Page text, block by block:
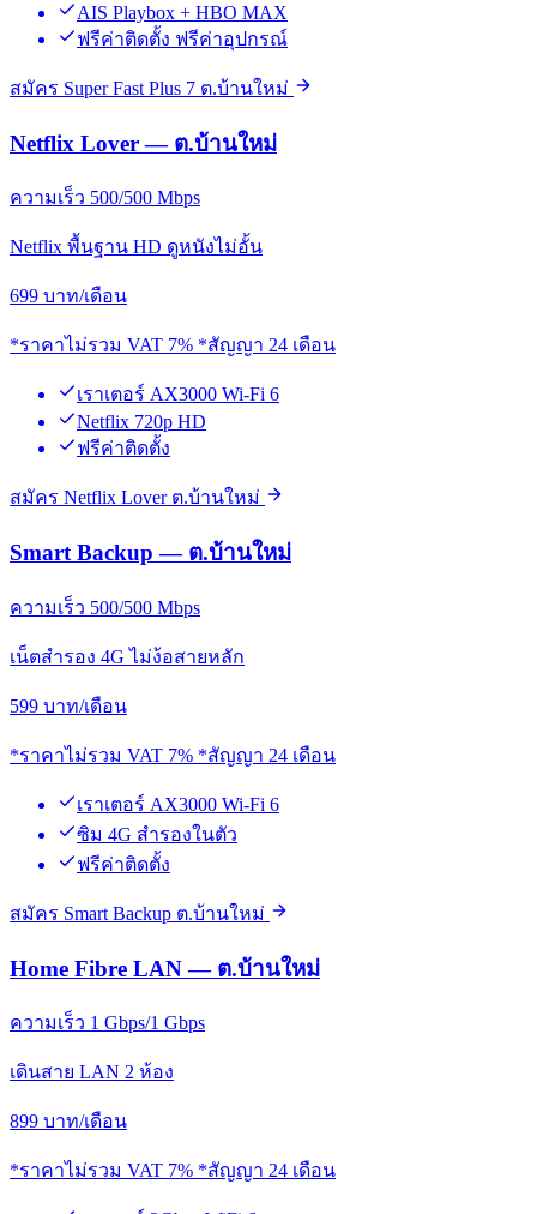
AIS Playbox + HBO MAX
ฟรีค่าติดตั้ง ฟรีค่าอุปกรณ์
สมัคร Super Fast Plus 7 ต.บ้านใหม่
Netflix Lover — ต.บ้านใหม่
ความเร็ว 500/500 Mbps
Netflix พื้นฐาน HD ดูหนังไม่อั้น
699 บาท/เดือน
*ราคาไม่รวม VAT 7% *สัญญา 24 เดือน
เราเตอร์ AX3000 Wi-Fi 6
Netflix 720p HD
ฟรีค่าติดตั้ง
สมัคร Netflix Lover ต.บ้านใหม่
Smart Backup — ต.บ้านใหม่
ความเร็ว 500/500 Mbps
เน็ตสำรอง 4G ไม่ง้อสายหลัก
599 บาท/เดือน
*ราคาไม่รวม VAT 7% *สัญญา 24 เดือน
เราเตอร์ AX3000 Wi-Fi 6
ซิม 4G สำรองในตัว
ฟรีค่าติดตั้ง
สมัคร Smart Backup ต.บ้านใหม่
Home Fibre LAN — ต.บ้านใหม่
ความเร็ว 1 Gbps/1 Gbps
เดินสาย LAN 2 ห้อง
899 บาท/เดือน
*ราคาไม่รวม VAT 7% *สัญญา 24 เดือน